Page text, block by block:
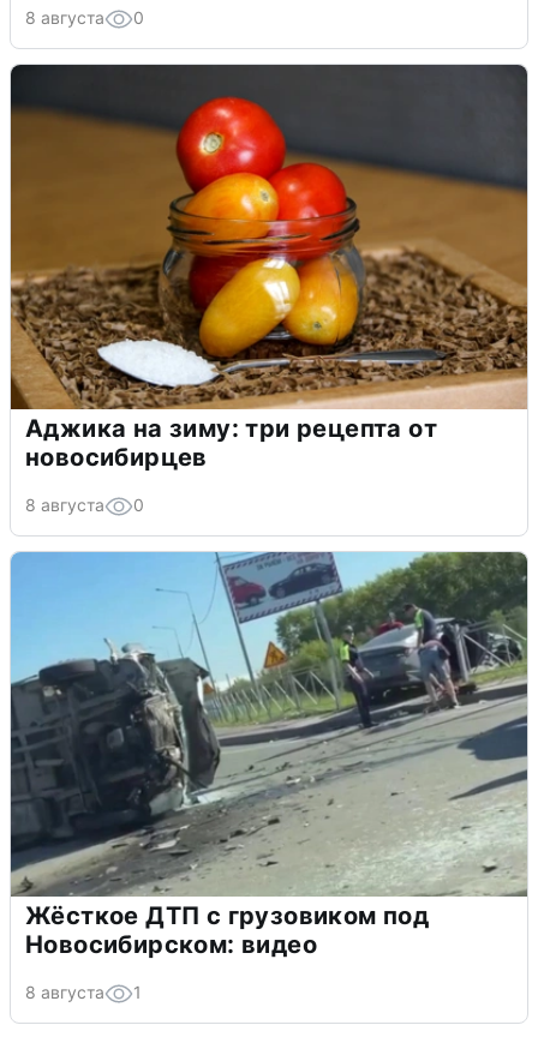
8 августа 0
Аджика на зиму: три рецепта от
новосибирцев
8 августа 0
Жёсткое ДТП с грузовиком под
Новосибирском: видео
8 августа 1